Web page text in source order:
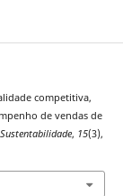
competitiva,
de vendas de
, 15(3),